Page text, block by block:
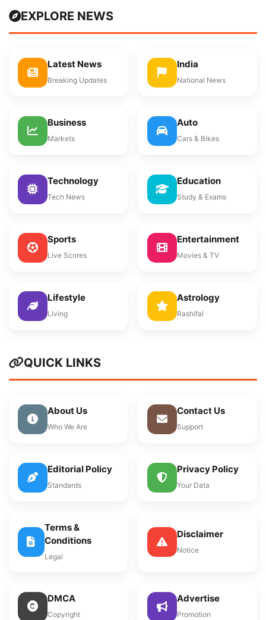
EXPLORE NEWS
Latest News
Breaking Updates
India
National News
Business
Markets
Auto
Cars & Bikes
Technology
Tech News
Education
Study & Exams
Sports
Live Scores
Entertainment
Movies & TV
Lifestyle
Living
Astrology
Rashifal
QUICK LINKS
About Us
Who We Are
Contact Us
Support
Editorial Policy
Standards
Privacy Policy
Your Data
Terms &
Conditions
Legal
Disclaimer
Notice
DMCA
Copyright
Advertise
Promotion